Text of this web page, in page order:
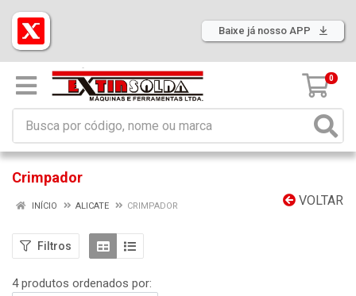
Baixe já nosso APP
0
Crimpador
VOLTAR
INÍCIO ALICATE CRIMPADOR
Filtros
4 produtos ordenados por: